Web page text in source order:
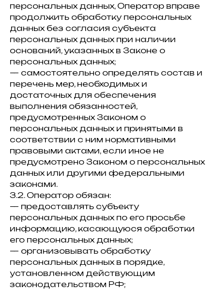
персональных данных, Оператор вправе
продолжить обработку персональных
данных без согласия субъекта
персональных данных при наличии
оснований, указанных в Законе о
персональных данных;
— самостоятельно определять состав и
перечень мер, необходимых и
достаточных для обеспечения
выполнения обязанностей,
предусмотренных Законом о
персональных данных и принятыми в
соответствии с ним нормативными
правовыми актами, если иное не
предусмотрено Законом о персональных
данных или другими федеральными
законами.
3.2. Оператор обязан:
— предоставлять субъекту
персональных данных по его просьбе
информацию, касающуюся обработки
его персональных данных;
— организовывать обработку
персональных данных в порядке,
установленном действующим
законодательством РФ;